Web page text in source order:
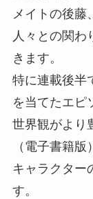
メイトの後藤
人々との関わ
きます。
特に連載後半
を当てたエピ
世界観がより
（電子書籍
キャラクター
す。